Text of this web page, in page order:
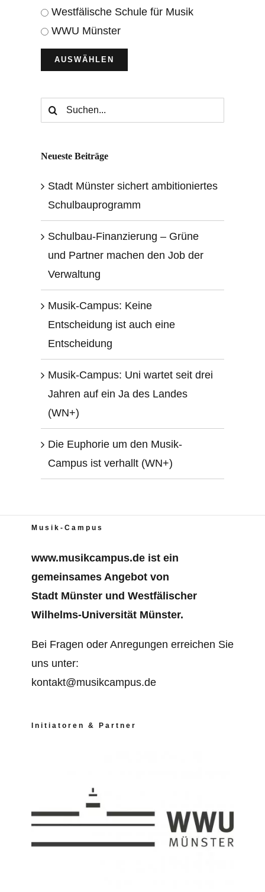
Westfälische Schule für Musik
WWU Münster
Suche
nach:
Neueste Beiträge
Stadt Münster sichert ambitioniertes
Schulbauprogramm
Schulbau-Finanzierung – Grüne
und Partner machen den Job der
Verwaltung
Musik-Campus: Keine
Entscheidung ist auch eine
Entscheidung
Musik-Campus: Uni wartet seit drei
Jahren auf ein Ja des Landes
(WN+)
Die Euphorie um den Musik-
Campus ist verhallt (WN+)
Musik-Campus
www.musikcampus.deist ein
gemeinsames Angebot von
Stadt Münster und Westfälischer
Wilhelms-Universität Münster.
Bei Fragen oder Anregungen erreichen Sie
uns unter:
kontakt@musikcampus.de
Initiatoren & Partner